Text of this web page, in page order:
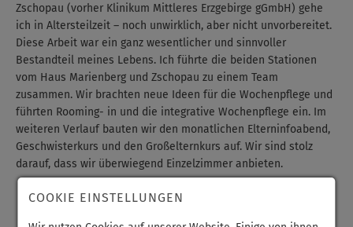
Zschopau (vorher Klinikum Mittleres Erzgebirge gGmbH) gehe
ich in Altersteilzeit – noch unwirklich, aber nicht unvorbereitet.
Diese Arbeit war ein ganz wesentlicher und sinnvoller
Bestandteil meines Lebens. Ich führte die beiden Stationen
vom Haus Marienberg und Zschopau zu einem Team
zusammen. Wir brachten neue Ideen für die Wochenpflege und
führten Rooming- in und die integrative Wochenpflege ein. Im
weiteren Verlauf bauten wir den monatlichen Elterninfoabend,
Geschwisterkurs und den Großelternkurs auf. Wir sind stolz
darauf, dass wir überwiegend Einzelzimmer anbieten.
COOKIE EINSTELLUNGEN